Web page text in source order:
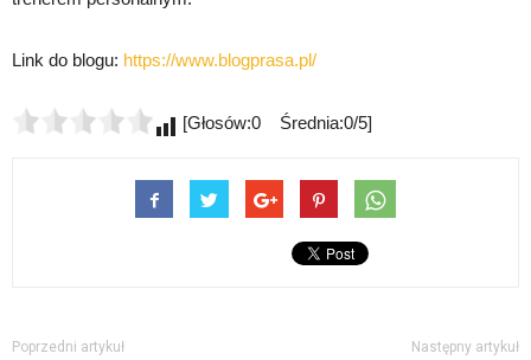
Link do blogu: https://www.blogprasa.pl/
[Głosów:0 Średnia:0/5]
Poprzedni artykuł Następny artykuł